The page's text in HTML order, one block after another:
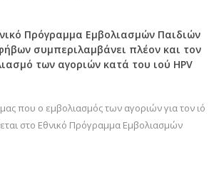
Πρόγραμμα Εμβολιασμών Παιδιών
συμπεριλαμβάνει πλέον και τον
των αγοριών κατά του ιού HPV
που ο εμβολιασμός των αγοριών για τον ιό
στο Εθνικό Πρόγραμμα Εμβολιασμών